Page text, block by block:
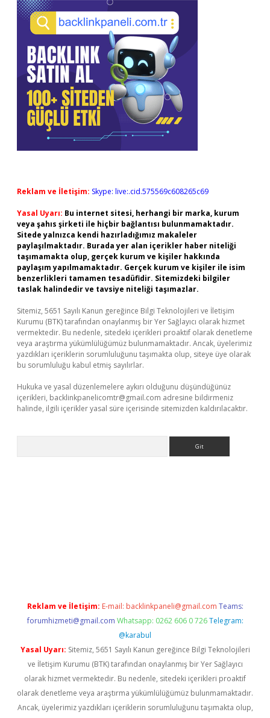
Reklam ve İletişim: Skype: live:.cid.575569c608265c69
Yasal Uyarı: Bu internet sitesi, herhangi bir marka, kurum
veya şahıs şirketi ile hiçbir bağlantısı bulunmamaktadır.
Sitede yalnızca kendi hazırladığımız makaleler
paylaşılmaktadır. Burada yer alan içerikler haber niteliği
taşımamakta olup, gerçek kurum ve kişiler hakkında
paylaşım yapılmamaktadır. Gerçek kurum ve kişiler ile isim
benzerlikleri tamamen tesadüfidir. Sitemizdeki bilgiler
taslak halindedir ve tavsiye niteliği taşımazlar.
Sitemiz, 5651 Sayılı Kanun gereğince Bilgi Teknolojileri ve İletişim
Kurumu (BTK) tarafından onaylanmış bir Yer Sağlayıcı olarak hizmet
vermektedir. Bu nedenle, sitedeki içerikleri proaktif olarak denetleme
veya araştırma yükümlülüğümüz bulunmamaktadır. Ancak, üyelerimiz
yazdıkları içeriklerin sorumluluğunu taşımakta olup, siteye üye olarak
bu sorumluluğu kabul etmiş sayılırlar.
Hukuka ve yasal düzenlemelere aykırı olduğunu düşündüğünüz
içerikleri, backlinkpanelicomtr@gmail.com adresine bildirmeniz
halinde, ilgili içerikler yasal süre içerisinde sitemizden kaldırılacaktır.
Reklam ve İletişim: E-mail: backlinkpaneli@gmail.com Teams:
forumhizmeti@gmail.com Whatsapp: 0262 606 0 726 Telegram:
@karabul
Yasal Uyarı: Sitemiz, 5651 Sayılı Kanun gereğince Bilgi Teknolojileri
ve İletişim Kurumu (BTK) tarafından onaylanmış bir Yer Sağlayıcı
olarak hizmet vermektedir. Bu nedenle, sitedeki içerikleri proaktif
olarak denetleme veya araştırma yükümlülüğümüz bulunmamaktadır.
Ancak, üyelerimiz yazdıkları içeriklerin sorumluluğunu taşımakta olup,